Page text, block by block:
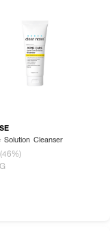
ลงบนฝ่ามือ ผสมกับน้ำ
อกด้วยน้ำสะอาด ระวัง
Cleanser
(46%)